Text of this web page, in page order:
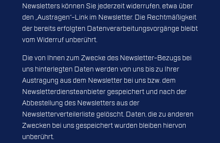
Newsletters können Sie jederzeit widerrufen, etwa über
den „Austragen“-Link im Newsletter. Die Rechtmäßigkeit
der bereits erfolgten Datenverarbeitungsvorgänge bleibt
vom Widerruf unberührt.
Die von Ihnen zum Zwecke des Newsletter-Bezugs bei
uns hinterlegten Daten werden von uns bis zu Ihrer
Austragung aus dem Newsletter bei uns bzw. dem
Newsletterdiensteanbieter gespeichert und nach der
Abbestellung des Newsletters aus der
Newsletterverteilerliste gelöscht. Daten, die zu anderen
Zwecken bei uns gespeichert wurden bleiben hiervon
unberührt.